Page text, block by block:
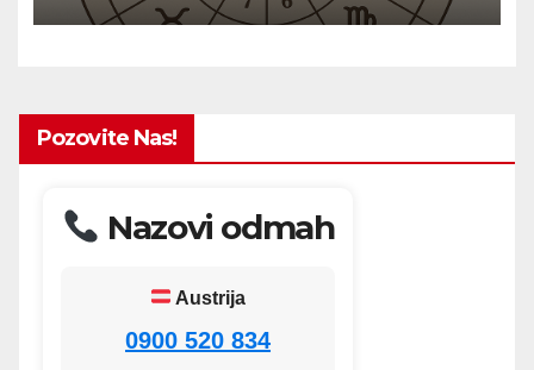
Pozovite Nas!
Nazovi odmah
Austrija
0900 520 834